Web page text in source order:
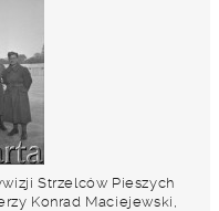
Strzelców Pieszych
Konrad Maciejewski,